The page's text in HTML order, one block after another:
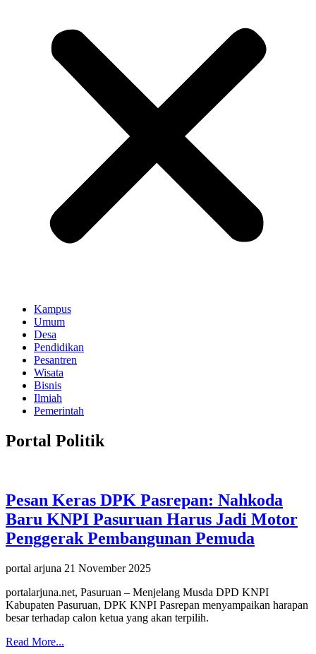
Kampus
Umum
Desa
Pendidikan
Pesantren
Wisata
Bisnis
Ilmiah
Pemerintah
Portal Politik
Pesan Keras DPK Pasrepan: Nahkoda
Baru KNPI Pasuruan Harus Jadi Motor
Penggerak Pembangunan Pemuda
portal arjuna 21 November 2025
portalarjuna.net, Pasuruan – Menjelang Musda DPD KNPI
Kabupaten Pasuruan, DPK KNPI Pasrepan menyampaikan harapan
besar terhadap calon ketua yang akan terpilih.
Read More...